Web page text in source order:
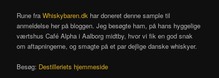
Rune fraWhiskybaren.dk har doneret denne sample til
anmeldelse her på bloggen. Jeg besøgte ham, på hans hyggelige
værtshus Café Alpha i Aalborg midtby, hvor vi fik en god snak
om aftapningerne, og smagte på et par dejlige danske whiskyer.
Besøg: Destilleriets hjemmeside